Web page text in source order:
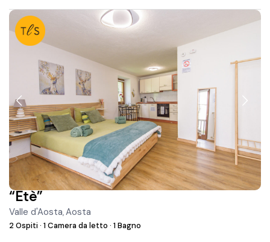
“Ètè”
Valle d'Aosta,Aosta
2 Ospiti· 1 Camera da letto· 1 Bagno